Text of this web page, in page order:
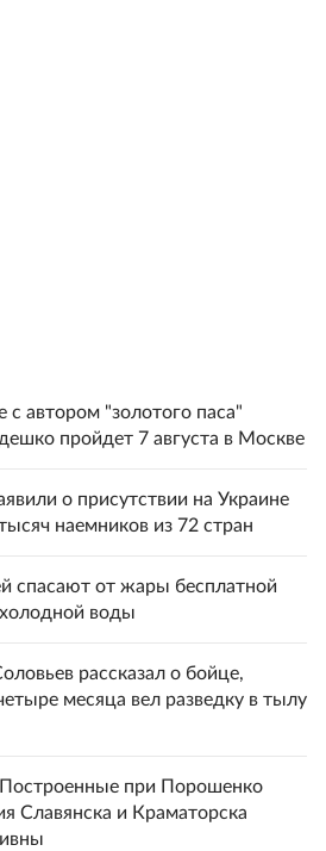
с автором "золотого паса"
пройдет 7 августа в Москве
о присутствии на Украине
наемников из 72 стран
спасают от жары бесплатной
воды
рассказал о бойце,
месяца вел разведку в тылу
при Порошенко
Славянска и Краматорска